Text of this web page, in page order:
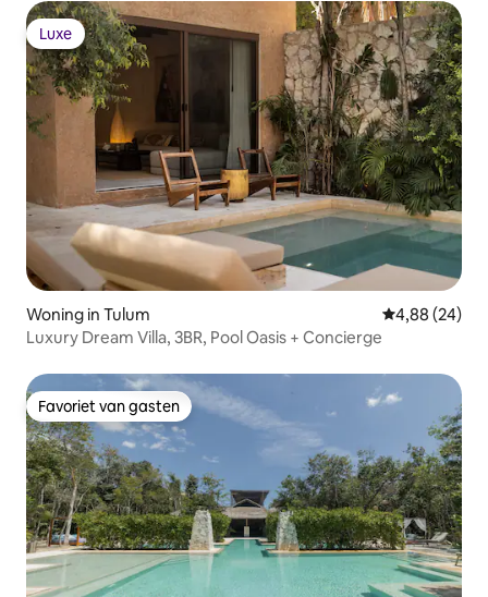
Luxe
Luxe
Woning in Tulum Gemiddelde
4,88 (24)
Luxury Dream Villa, 3BR, Pool Oasis + Concierge
Favoriet van gasten
Favoriet van gasten